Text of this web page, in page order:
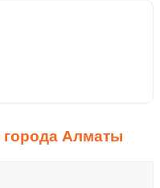
Алматы